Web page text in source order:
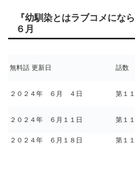
『幼馴染とはラブコメにな
６月
無料話 更新日 話数
２０２４年 ６月 ４日 第１
２０２４年 ６月１１日 第１
２０２４年 ６月１８日 第１